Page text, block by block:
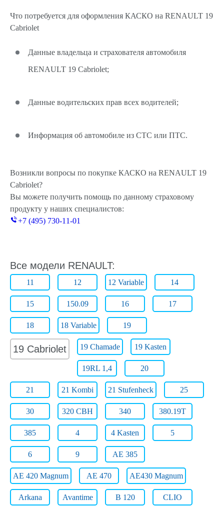
Что потребуется для оформления КАСКО на RENAULT 19
Cabriolet
Данные владельца и страхователя автомобиля
RENAULT 19 Cabriolet;
Данные водительских прав всех водителей;
Информация об автомобиле из СТС или ПТС.
Возникли вопросы по покупке КАСКО на RENAULT 19
Cabriolet?
Вы можете получить помощь по данному страховому
продукту у наших специалистов:
+7 (495) 730-11-01
Все модели RENAULT:
11 12 12 Variable 14
15 150.09 16 17
18 18 Variable 19
19 Cabriolet 19 Chamade 19 Kasten
19RL 1,4 20
21 21 Kombi 21 Stufenheck 25
30 320 CBH 340 380.19T
385 4 4 Kasten 5
6 9 AE 385
AE 420 Magnum AE 470 AE430 Magnum
Arkana Avantime B 120 CLIO